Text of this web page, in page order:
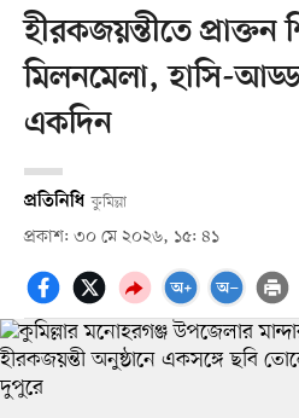
হীরকজয়ন্তীতে প্রাক্তন
মিলনমেলা, হাসি-
একদিন
প্রতিনিধি কুমিল্লা
প্রকাশ: ৩০ মে ২০২৬, ১৫: ৪১